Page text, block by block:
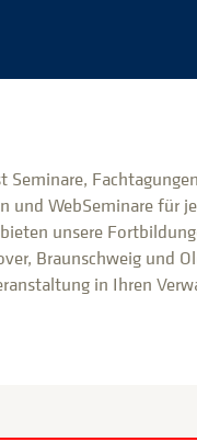
Seminare,
und WebSeminare für
unsere
Braunschweig und
in Ihren